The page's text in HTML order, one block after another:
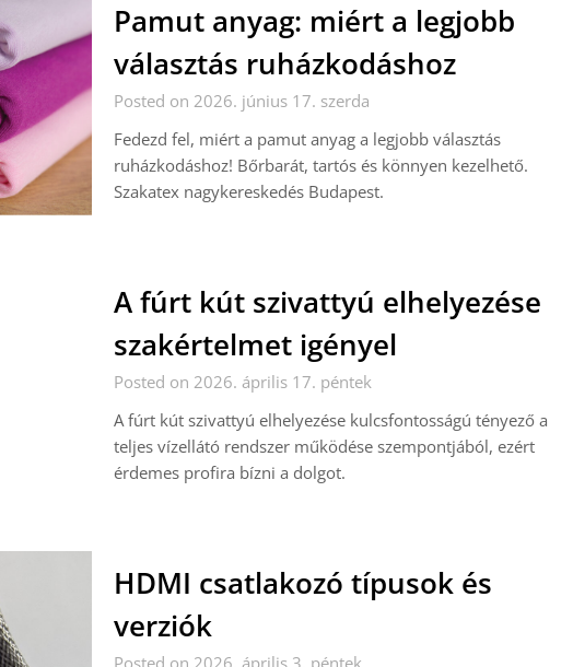
Pamut anyag: miért a legjobb
választás ruházkodáshoz
Posted on 2026. június 17. szerda
Fedezd fel, miért a pamut anyag a legjobb választás
ruházkodáshoz! Bőrbarát, tartós és könnyen kezelhető.
Szakatex nagykereskedés Budapest.
A fúrt kút szivattyú elhelyezése
szakértelmet igényel
Posted on 2026. április 17. péntek
A fúrt kút szivattyú elhelyezése kulcsfontosságú tényező a
teljes vízellátó rendszer működése szempontjából, ezért
érdemes profira bízni a dolgot.
HDMI csatlakozó típusok és
verziók
Posted on 2026. április 3. péntek